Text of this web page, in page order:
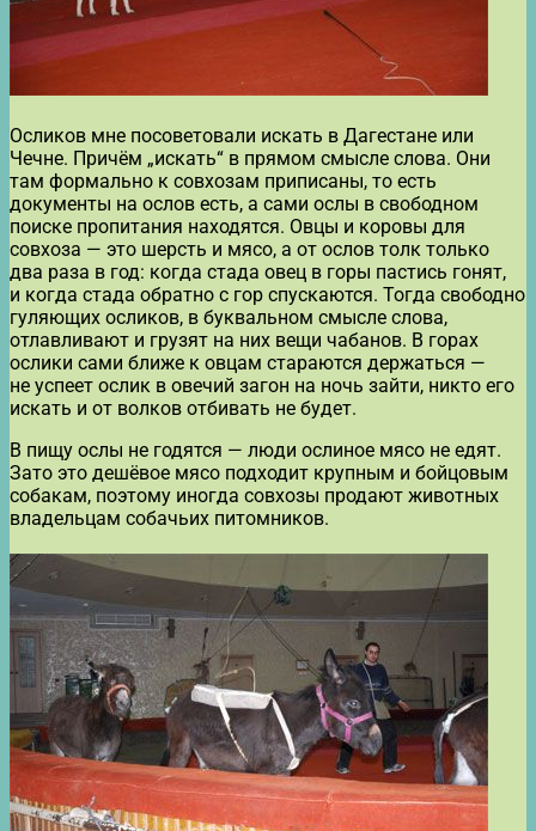
Осликов мне посоветовали искать в Дагестане или
Чечне. Причём „искать“ в прямом смысле слова. Они
там формально к совхозам приписаны, то есть
документы на ослов есть, а сами ослы в свободном
поиске пропитания находятся. Овцы и коровы для
совхоза — это шерсть и мясо, а от ослов толк только
два раза в год: когда стада овец в горы пастись гонят,
и когда стада обратно с гор спускаются. Тогда свободно
гуляющих осликов, в буквальном смысле слова,
отлавливают и грузят на них вещи чабанов. В горах
ослики сами ближе к овцам стараются держаться —
не успеет ослик в овечий загон на ночь зайти, никто его
искать и от волков отбивать не будет.
В пищу ослы не годятся — люди ослиное мясо не едят.
Зато это дешёвое мясо подходит крупным и бойцовым
собакам, поэтому иногда совхозы продают животных
владельцам собачьих питомников.